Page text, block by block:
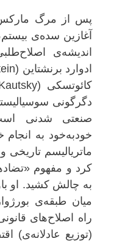
آغازین سده‌ی بیستم،
اندیشه‌ی
ادوارد برنشتاین(Eduard Bernstein)
کائوتسکی(Karl Kautsky)
دگرگونی
صنعتی شدنی است
خودبه‌خود به انجام
ماتریالیسم تاریخی و
کرد و مفهوم «تضادهای
به چالش کشید. او
میان طبقه‌ی
راه اصلاح‌های قانونی
(توزیع عادلانه‌ی)